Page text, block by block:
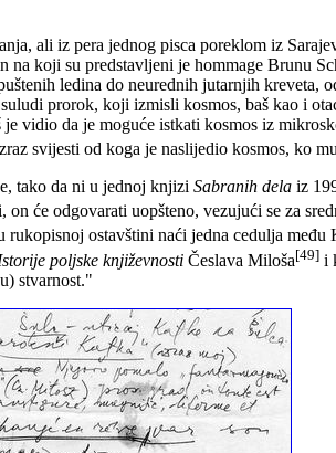
ali iz pera jednog pisca poreklom iz
koji su predstavljeni je hommage Brunu
ledina do neurednih jutarnjih kreveta,
prorok, koji izmisli kosmos, baš kao i
vidio da je moguće istkati kosmos iz
svijesti od koga je naslijedio kosmos, ko
tako da ni u jednoj knjizi Sabranih dela iz
on će odgovarati uopšteno, vezujući se za
rukopisnoj ostavštini naći jedna cedulja
poljske književnosti Česlava Miloša[49] i
stvarnost."